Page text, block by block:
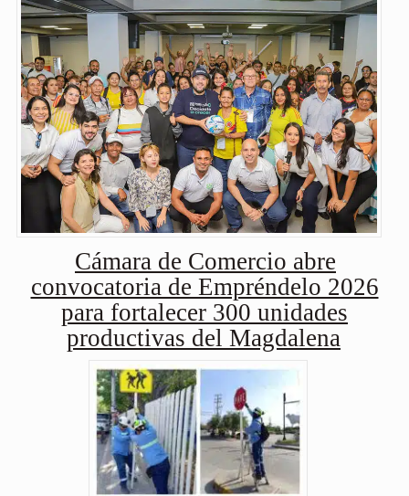
Cámara de Comercio abre
convocatoria de Empréndelo 2026
para fortalecer 300 unidades
productivas del Magdalena